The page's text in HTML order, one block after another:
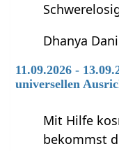
Dhanya
11.09.2026 -
universellen
Mit Hilfe
bekommst